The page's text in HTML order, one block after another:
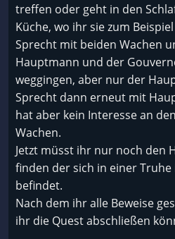
treffen oder geht in den
Küche, wo ihr sie zum
Sprecht mit beiden Wachen
Hauptmann und der
weggingen, aber nur der
Sprecht dann erneut mit
hat aber kein Interesse an
Wachen.
Jetzt müsst ihr nur noch den
finden der sich in einer
befindet.
Nach dem ihr alle Beweise
ihr die Quest abschließen